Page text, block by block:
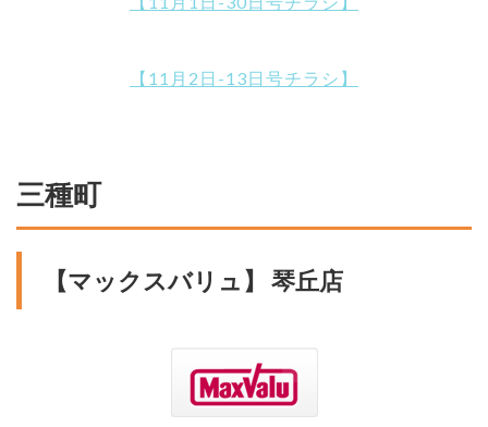
【11月2日-13日号チラシ】
三種町
【マックスバリュ】 琴丘店